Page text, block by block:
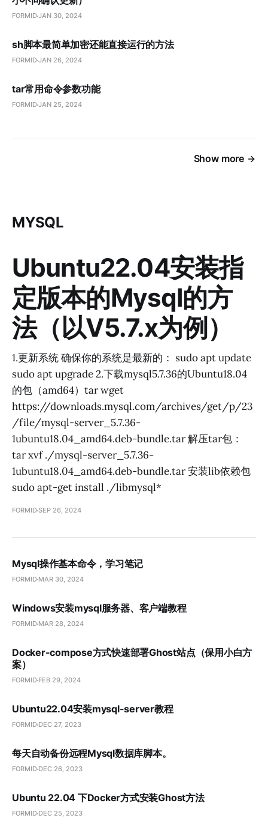
FORMIDJAN 30, 2024
sh脚本最简单加密还能直接运行的方法
FORMIDJAN 26, 2024
tar常用命令参数功能
FORMIDJAN 25, 2024
Show more
MYSQL
Ubuntu22.04安装指
定版本的Mysql的方
法（以V5.7.x为例）
1.更新系统 确保你的系统是最新的： sudo apt update
sudo apt upgrade 2.下载mysql5.7.36的Ubuntu18.04
的包（amd64）tar wget
https://downloads.mysql.com/archives/get/p/23
/file/mysql-server_5.7.36-
1ubuntu18.04_amd64.deb-bundle.tar 解压tar包：
tar xvf ./mysql-server_5.7.36-
1ubuntu18.04_amd64.deb-bundle.tar 安装lib依赖包
sudo apt-get install ./libmysql*
FORMIDSEP 26, 2024
Mysql操作基本命令，学习笔记
FORMID MAR 30, 2024
Windows安装mysql服务器、客户端教程
FORMID MAR 28, 2024
Docker-compose方式快速部署Ghost站点（保用小白方
案）
FORMID FEB 29, 2024
Ubuntu22.04安装mysql-server教程
FORMID DEC 27, 2023
每天自动备份远程Mysql数据库脚本。
FORMID DEC 26, 2023
Ubuntu 22.04 下Docker方式安装Ghost方法
FORMID DEC 25, 2023